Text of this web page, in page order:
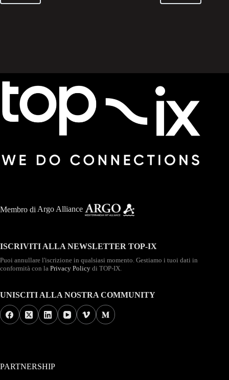
Membro di Argo Alliance
ISCRIVITI ALLA NEWSLETTER TOP-IX
Puoi annullare l'iscrizione in qualsiasi momento. Gestiamo i tuoi dati in
conformità con la Privacy Policy di TOP-IX.
UNISCITI ALLA NOSTRA COMMUNITY
PARTNERSHIP